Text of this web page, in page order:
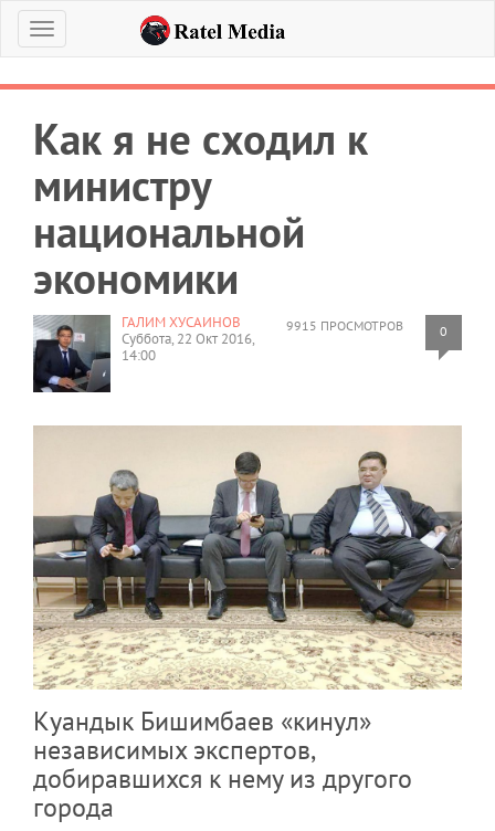
Меню
Как я не сходил к
министру
национальной
экономики
9915 ПРОСМОТРОВ 0
ГАЛИМ ХУСАИНОВ
Суббота, 22 Окт 2016,
14:00
Куандык Бишимбаев «кинул»
независимых экспертов,
добиравшихся к нему из другого
города